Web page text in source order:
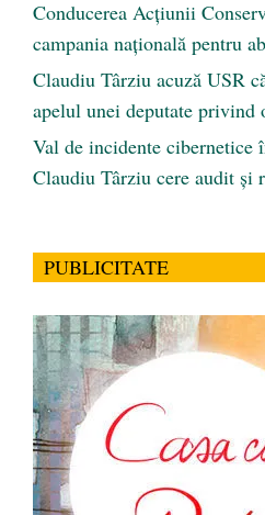
Conducerea Acțiunii
campania națională pentru
Claudiu Târziu acuză USR
apelul unei deputate privind
Val de incidente
Claudiu Târziu cere audit și
PUBLICITATE